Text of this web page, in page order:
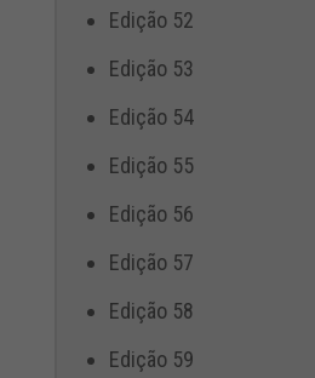
Edição 52
Edição 53
Edição 54
Edição 55
Edição 56
Edição 57
Edição 58
Edição 59